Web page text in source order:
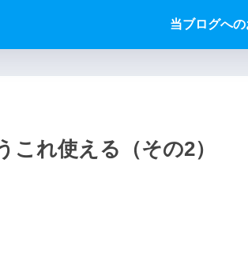
当ブログへ
これ使える（その2）